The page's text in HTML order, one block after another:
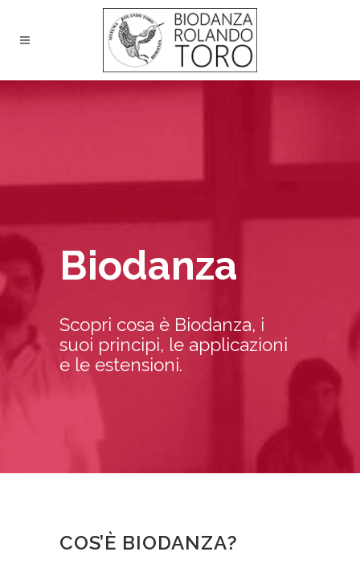
Biodanza
Scopri cosa è Biodanza, i
suoi principi, le applicazioni
e le estensioni.
COS’È BIODANZA?